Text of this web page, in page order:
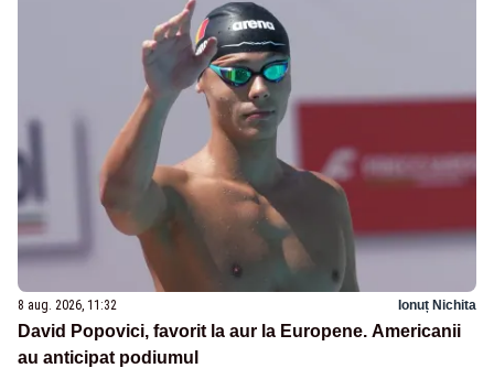
8 aug. 2026, 11:32 Ionuț Nichita
David Popovici, favorit la aur la Europene. Americanii
au anticipat podiumul